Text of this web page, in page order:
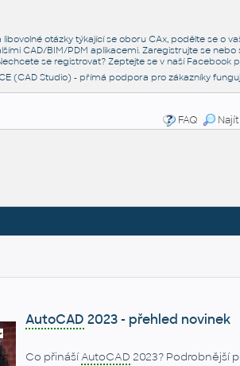
otázky týkající se oboru CAx, podělte se o
CAD/BIM/PDM aplikacemi. Zaregistrujte se
se registrovat? Zeptejte se v naší Facebook
(CAD Studio) - přímá podpora pro zákazníky
FAQ
Najít
AutoCAD 2023 - přehled novinek
Co přinášíAutoCAD 2023? Podrobnější